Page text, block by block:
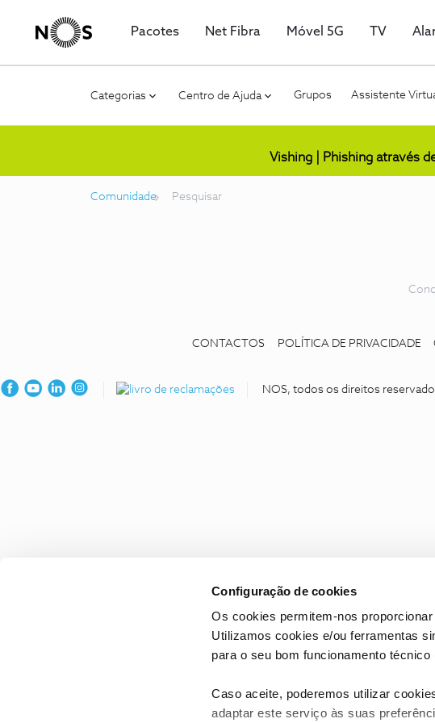
Configuração de cookies
Os cookies permitem-nos
Utilizamos cookies e/ou ferramentas
para o seu bom funcionamento
Caso aceite, poderemos utilizar
adaptar este serviço às suas
Pacotes Net Fibra Móvel 5G TV
Categorias Centro de Ajuda Grupos Assistente
Vishing | Phishing através
Comunidade Pesquisar
CONTACTOS POLÍTICA DE PRIVACIDADE
NOS, todos os direitos